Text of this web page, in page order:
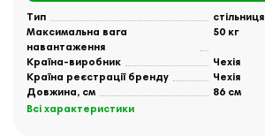
Тип
стільниця
Максимальна вага
навантаження
50 кг
Країна-виробник
Чехія
Країна реєстрації бренду
Чехія
Довжина, см
86 см
Всі характеристики